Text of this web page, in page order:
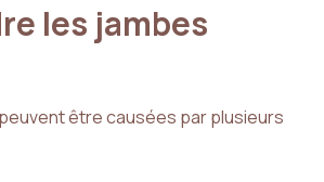
les jambes
être causées par plusieurs